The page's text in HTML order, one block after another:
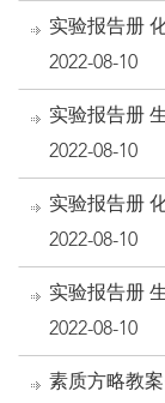
实验报告册
2022-08-10
实验报告册
2022-08-10
实验报告册
2022-08-10
实验报告册
2022-08-10
素质方略教案